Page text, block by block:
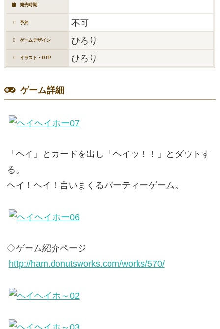
発売時期
予約 不可
ゲームデザイン ひろり
イラスト・DTP ひろり
ゲーム詳細
「ヘイ」とカードを出し「ヘイッ！！」とダウトす
る。
ヘイ！ヘイ！言いまくるパーティーゲーム。
◇ゲーム紹介ページ
http://ham.donutsworks.com/works/570/